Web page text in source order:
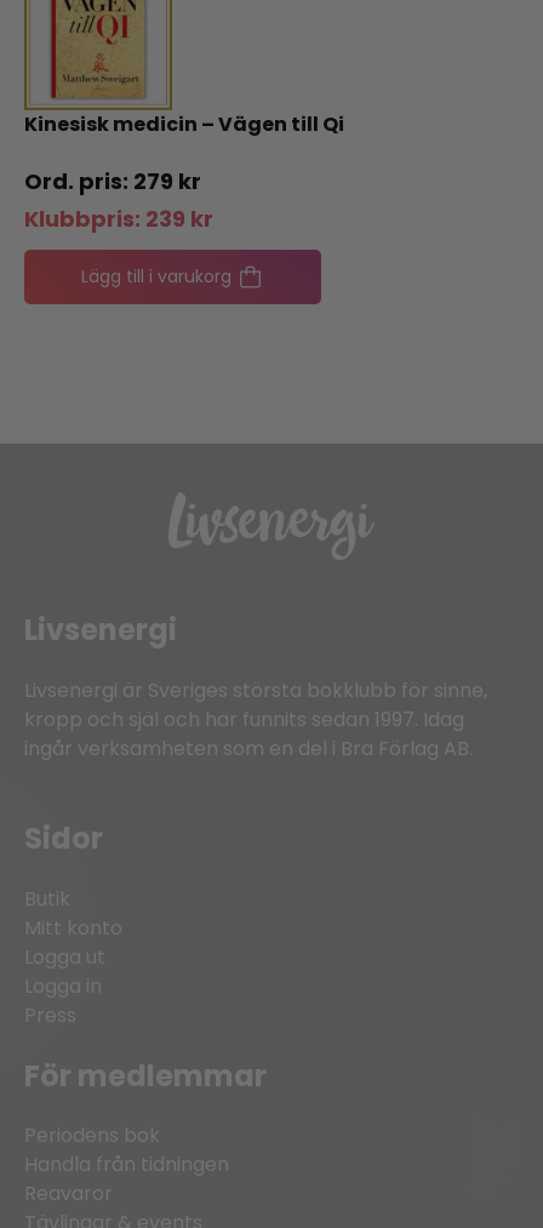
Kinesisk medicin – Vägen till Qi
279 kr
Klubbpris: 239 kr
Lägg till i varukorg
Livsenergi
Livsenergi är Sveriges största bokklubb för sinne,
kropp och själ och har funnits sedan 1997. Idag
ingår verksamheten som en del i Bra Förlag AB.
Sidor
Butik
Mitt konto
Logga ut
Logga in
Press
För medlemmar
Periodens bok
Handla från tidningen
Reavaror